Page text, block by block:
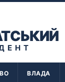
ВЛАДА